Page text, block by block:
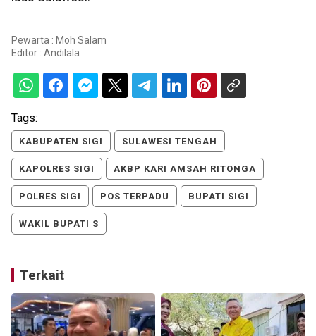
Pewarta : Moh Salam
Editor : Andilala
Tags:
KABUPATEN SIGI SULAWESI TENGAH
KAPOLRES SIGI AKBP KARI AMSAH RITONGA
POLRES SIGI POS TERPADU BUPATI SIGI
WAKIL BUPATI S
Terkait